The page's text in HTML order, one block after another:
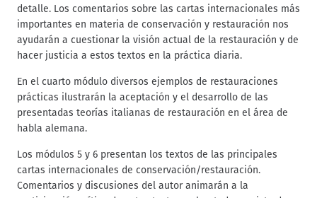
detalle. Los comentarios sobre las cartas internacionales más
importantes en materia de conservación y restauración nos
ayudarán a cuestionar la visión actual de la restauración y de
hacer justicia a estos textos en la práctica diaria.
En el cuarto módulo diversos ejemplos de restauraciones
prácticas ilustrarán la aceptación y el desarrollo de las
presentadas teorías italianas de restauración en el área de
habla alemana.
Los módulos 5 y 6 presentan los textos de las principales
cartas internacionales de conservación/restauración.
Comentarios y discusiones del autor animarán a la